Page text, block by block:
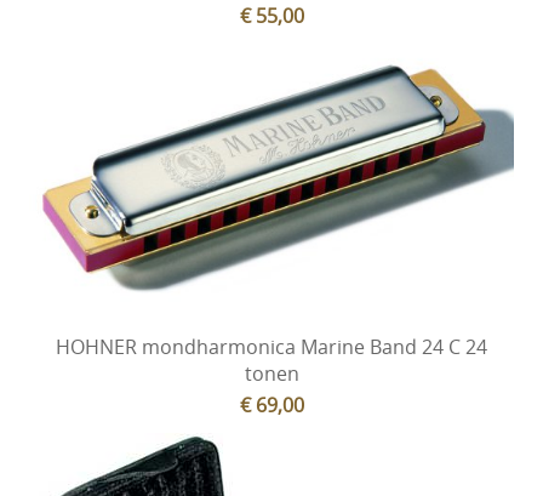
€ 55,00
HOHNER mondharmonica Marine Band 24 C 24
tonen
€ 69,00